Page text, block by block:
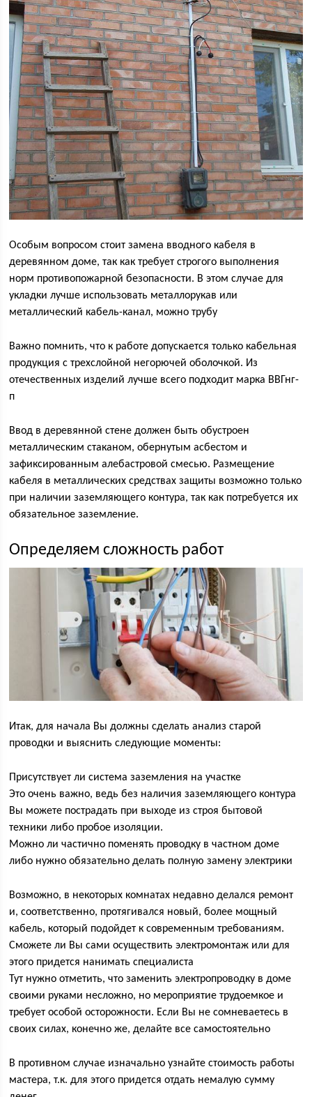
Особым вопросом стоит замена вводного кабеля в
деревянном доме, так как требует строгого выполнения
норм противопожарной безопасности. В этом случае для
укладки лучше использовать металлорукав или
металлический кабель-канал, можно трубу
Важно помнить, что к работе допускается только кабельная
продукция с трехслойной негорючей оболочкой. Из
отечественных изделий лучше всего подходит марка ВВГнг-
п
Ввод в деревянной стене должен быть обустроен
металлическим стаканом, обернутым асбестом и
зафиксированным алебастровой смесью. Размещение
кабеля в металлических средствах защиты возможно только
при наличии заземляющего контура, так как потребуется их
обязательное заземление.
Определяем сложность работ
Итак, для начала Вы должны сделать анализ старой
проводки и выяснить следующие моменты:
Присутствует ли система заземления на участке
Это очень важно, ведь без наличия заземляющего контура
Вы можете пострадать при выходе из строя бытовой
техники либо пробое изоляции.
Можно ли частично поменять проводку в частном доме
либо нужно обязательно делать полную замену электрики
Возможно, в некоторых комнатах недавно делался ремонт
и, соответственно, протягивался новый, более мощный
кабель, который подойдет к современным требованиям.
Сможете ли Вы сами осуществить электромонтаж или для
этого придется нанимать специалиста
Тут нужно отметить, что заменить электропроводку в доме
своими руками несложно, но мероприятие трудоемкое и
требует особой осторожности. Если Вы не сомневаетесь в
своих силах, конечно же, делайте все самостоятельно
В противном случае изначально узнайте стоимость работы
мастера, т.к. для этого придется отдать немалую сумму